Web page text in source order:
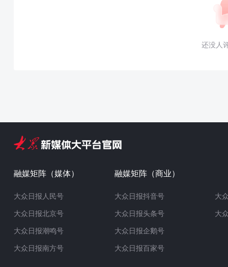
还没人
融媒矩阵（媒体）
大众日报人民号
大众日报北京号
大众日报潮鸣号
大众日报南方号
融媒矩阵（商业）
大众日报抖音号
大众日报头条号
大众日报企鹅号
大众日报百家号
大
大